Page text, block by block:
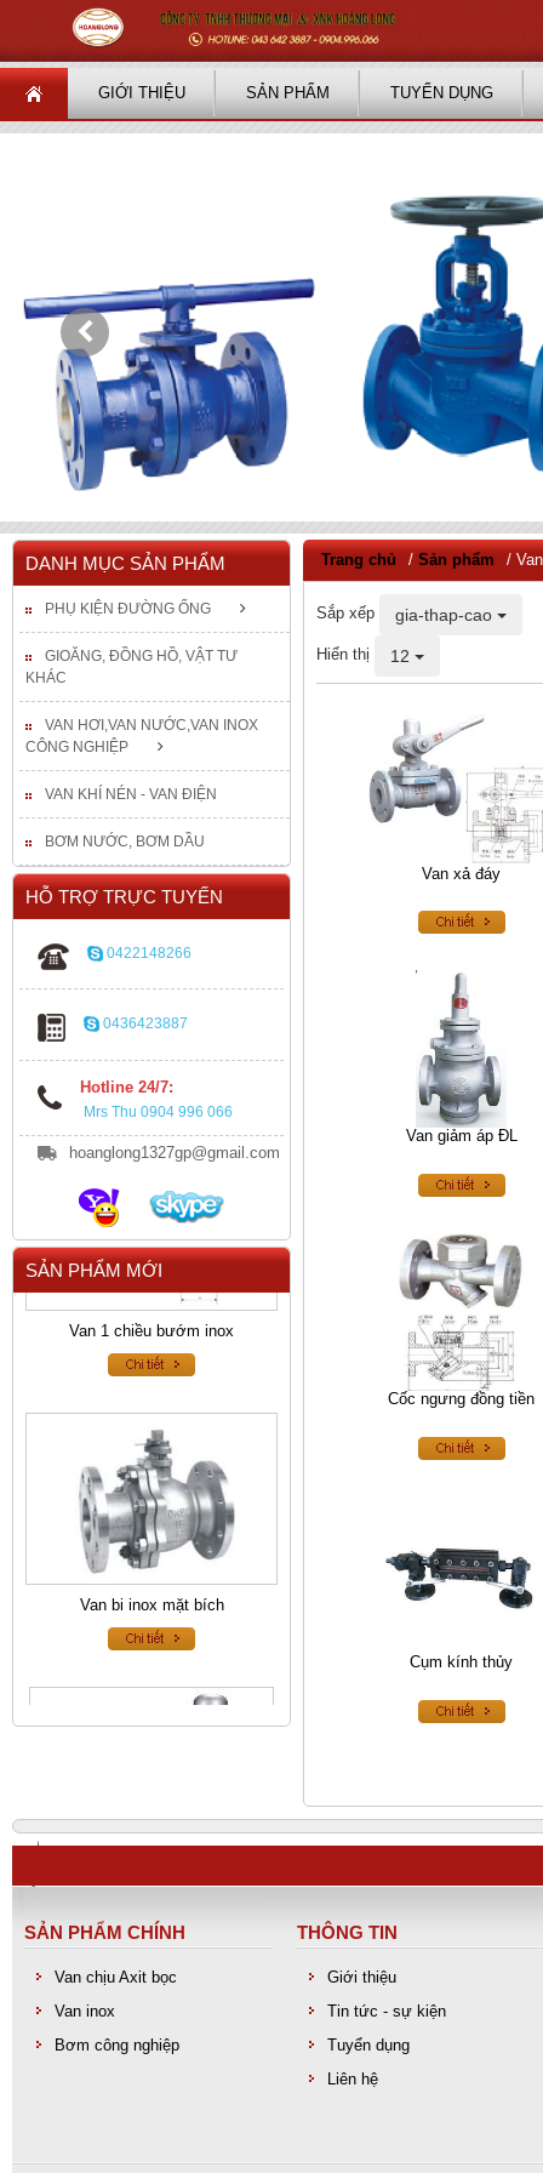
GIỚI THIỆU SẢN PHẨM TUYỂN DỤNG
DANH MỤC SẢN PHẨM
PHỤ KIỆN ĐƯỜNG ỐNG
GIOĂNG, ĐỒNG HỒ, VẬT TƯ
KHÁC
VAN HƠI,VAN NƯỚC,VAN INOX
CÔNG NGHIỆP
VAN KHÍ NÉN - VAN ĐIỆN
BƠM NƯỚC, BƠM DẦU
HỖ TRỢ TRỰC TUYẾN
0422148266
0436423887
Hotline 24/7:
Mrs Thu 0904 996 066
hoanglong1327gp@gmail.com
SẢN PHẨM MỚI
Van 1 chiều bướm inox
Van bi inox mặt bích
Van an toàn inox
Trang chủ / Sản phẩm /
Sắp xếp gia-thap-cao
Hiển thị 12
Van xả đáy
Van giảm áp ĐL
Cốc ngưng đồng tiền
Cụm kính thủy
SẢN PHẨM CHÍNH
Van chịu Axit bọc
Van inox
Bơm công nghiệp
THÔNG TIN
Giới thiệu
Tin tức - sự kiện
Tuyển dụng
Liên hệ